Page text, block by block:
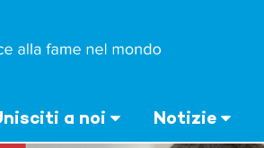
a noi Notizie